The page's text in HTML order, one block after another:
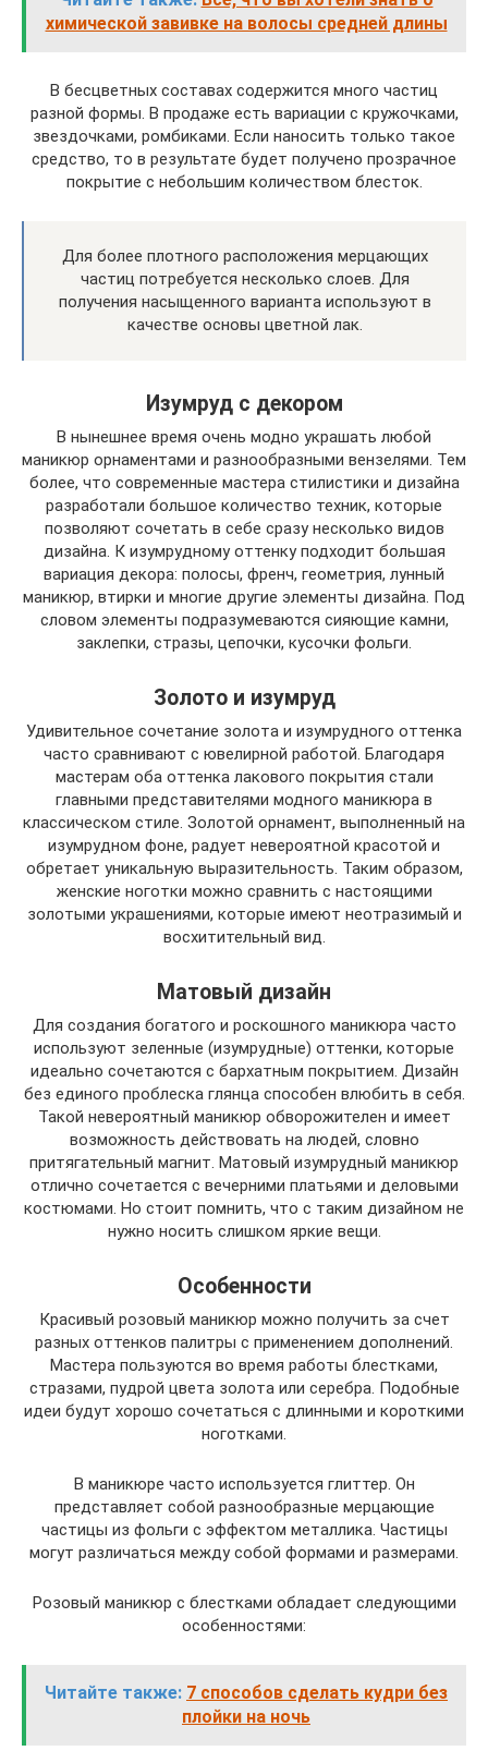
химической завивке на волосы средней длины
В бесцветных составах содержится много частиц
разной формы. В продаже есть вариации с кружочками,
звездочками, ромбиками. Если наносить только такое
средство, то в результате будет получено прозрачное
покрытие с небольшим количеством блесток.
Для более плотного расположения мерцающих
частиц потребуется несколько слоев. Для
получения насыщенного варианта используют в
качестве основы цветной лак.
Изумруд с декором
В нынешнее время очень модно украшать любой
маникюр орнаментами и разнообразными вензелями. Тем
более, что современные мастера стилистики и дизайна
разработали большое количество техник, которые
позволяют сочетать в себе сразу несколько видов
дизайна. К изумрудному оттенку подходит большая
вариация декора: полосы, френч, геометрия, лунный
маникюр, втирки и многие другие элементы дизайна. Под
словом элементы подразумеваются сияющие камни,
заклепки, стразы, цепочки, кусочки фольги.
Золото и изумруд
Удивительное сочетание золота и изумрудного оттенка
часто сравнивают с ювелирной работой. Благодаря
мастерам оба оттенка лакового покрытия стали
главными представителями модного маникюра в
классическом стиле. Золотой орнамент, выполненный на
изумрудном фоне, радует невероятной красотой и
обретает уникальную выразительность. Таким образом,
женские ноготки можно сравнить с настоящими
золотыми украшениями, которые имеют неотразимый и
восхитительный вид.
Матовый дизайн
Для создания богатого и роскошного маникюра часто
используют зеленные (изумрудные) оттенки, которые
идеально сочетаются с бархатным покрытием. Дизайн
без единого проблеска глянца способен влюбить в себя.
Такой невероятный маникюр обворожителен и имеет
возможность действовать на людей, словно
притягательный магнит. Матовый изумрудный маникюр
отлично сочетается с вечерними платьями и деловыми
костюмами. Но стоит помнить, что с таким дизайном не
нужно носить слишком яркие вещи.
Особенности
Красивый розовый маникюр можно получить за счет
разных оттенков палитры с применением дополнений.
Мастера пользуются во время работы блестками,
стразами, пудрой цвета золота или серебра. Подобные
идеи будут хорошо сочетаться с длинными и короткими
ноготками.
В маникюре часто используется глиттер. Он
представляет собой разнообразные мерцающие
частицы из фольги с эффектом металлика. Частицы
могут различаться между собой формами и размерами.
Розовый маникюр с блестками обладает следующими
особенностями:
Читайте также: 7 способов сделать кудри без
плойки на ночь